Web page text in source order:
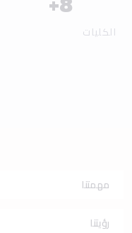
8
+
الكليات
مهمتنا
رؤيتنا